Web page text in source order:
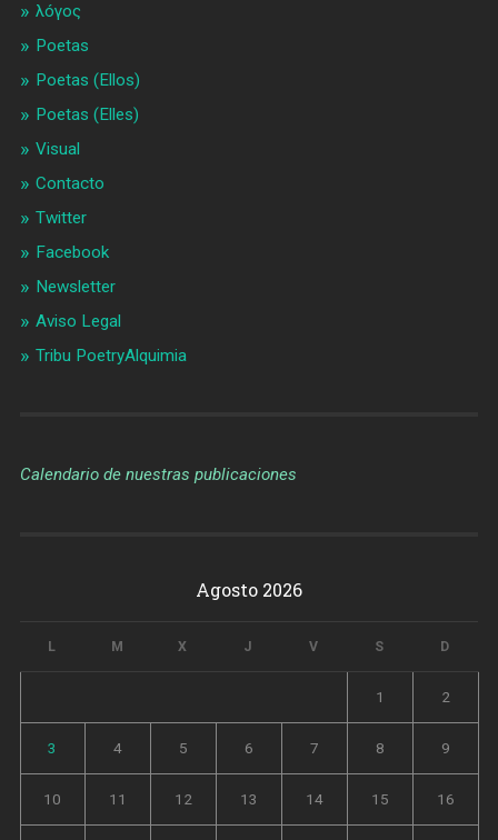
λóγος
Poetas
Poetas (Ellos)
Poetas (Elles)
Visual
Contacto
Twitter
Facebook
Newsletter
Aviso Legal
Tribu PoetryAlquimia
Calendario de nuestras publicaciones
Agosto 2026
L M X J V S D
1 2
3 4 5 6 7 8 9
10 11 12 13 14 15 16